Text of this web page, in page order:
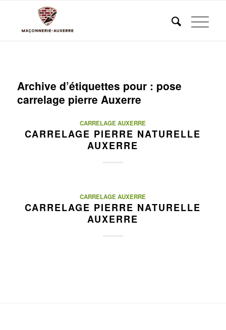
Archive d’étiquettes pour : pose
carrelage pierre Auxerre
CARRELAGE AUXERRE
CARRELAGE PIERRE NATURELLE
AUXERRE
CARRELAGE AUXERRE
CARRELAGE PIERRE NATURELLE
AUXERRE